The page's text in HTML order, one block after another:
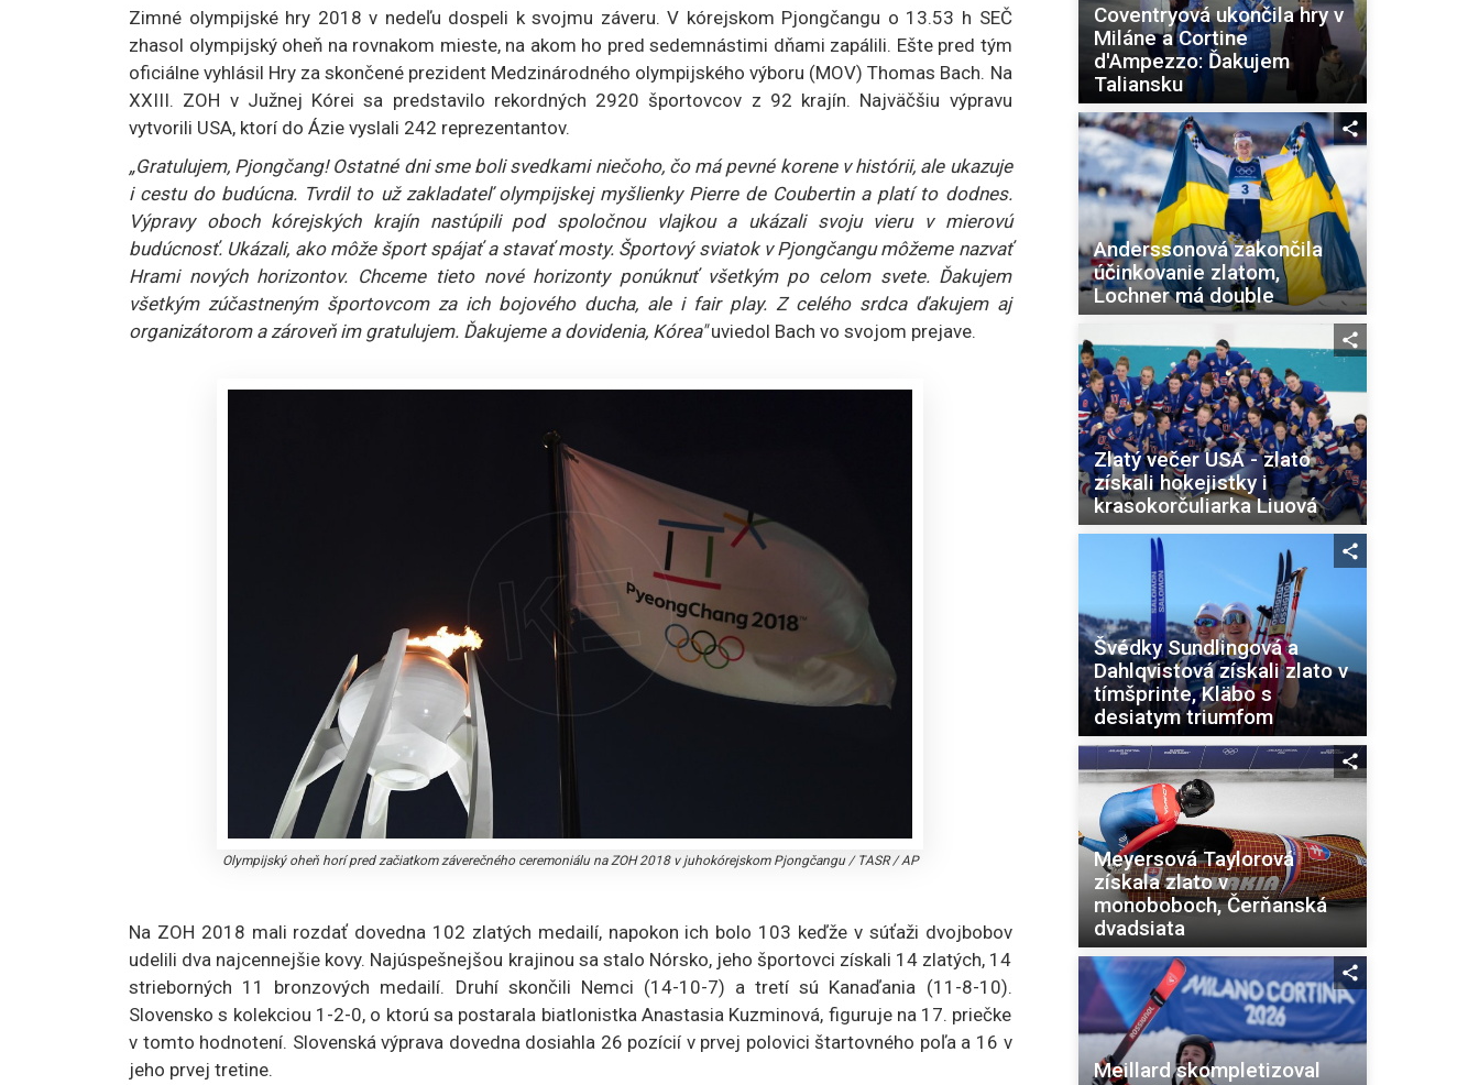
Zimné olympijské hry 2018 v nedeľu dospeli k svojmu záveru. V kórejskom Pjongčangu o 13.53 h SEČ
zhasol olympijský oheň na rovnakom mieste, na akom ho pred sedemnástimi dňami zapálili. Ešte pred tým
oficiálne vyhlásil Hry za skončené prezident Medzinárodného olympijského výboru (MOV) Thomas Bach. Na
XXIII. ZOH v Južnej Kórei sa predstavilo rekordných 2920 športovcov z 92 krajín. Najväčšiu výpravu
vytvorili USA, ktorí do Ázie vyslali 242 reprezentantov.
„Gratulujem, Pjongčang! Ostatné dni sme boli svedkami niečoho, čo má pevné korene v histórii, ale ukazuje
i cestu do budúcna. Tvrdil to už zakladateľ olympijskej myšlienky Pierre de Coubertin a platí to dodnes.
Výpravy oboch kórejských krajín nastúpili pod spoločnou vlajkou a ukázali svoju vieru v mierovú
budúcnosť. Ukázali, ako môže šport spájať a stavať mosty. Športový sviatok v Pjongčangu môžeme nazvať
Hrami nových horizontov. Chceme tieto nové horizonty ponúknuť všetkým po celom svete. Ďakujem
všetkým zúčastneným športovcom za ich bojového ducha, ale i fair play. Z celého srdca ďakujem aj
organizátorom a zároveň im gratulujem. Ďakujeme a dovidenia, Kórea"uviedol Bach vo svojom prejave.
Olympijský oheň horí pred začiatkom záverečného ceremoniálu na ZOH 2018 v juhokórejskom Pjongčangu/ TASR / AP
Na ZOH 2018 mali rozdať dovedna 102 zlatých medailí, napokon ich bolo 103 keďže v súťaži dvojbobov
udelili dva najcennejšie kovy. Najúspešnejšou krajinou sa stalo Nórsko, jeho športovci získali 14 zlatých, 14
strieborných 11 bronzových medailí. Druhí skončili Nemci (14-10-7) a tretí sú Kanaďania (11-8-10).
Slovensko s kolekciou 1-2-0, o ktorú sa postarala biatlonistka Anastasia Kuzminová, figuruje na 17. priečke
v tomto hodnotení. Slovenská výprava dovedna dosiahla 26 pozícií v prvej polovici štartovného poľa a 16 v
jeho prvej tretine.
Coventryová ukončila hry v
Miláne a Cortine
d'Ampezzo: Ďakujem
Taliansku
Anderssonová zakončila
účinkovanie zlatom,
Lochner má double
Zlatý večer USA - zlato
získali hokejistky i
krasokorčuliarka Liuová
Švédky Sundlingová a
Dahlqvistová získali zlato v
tímšprinte, Kläbo s
desiatym triumfom
Meyersová Taylorová
získala zlato v
monoboboch, Čerňanská
dvadsiata
Meillard skompletizoval